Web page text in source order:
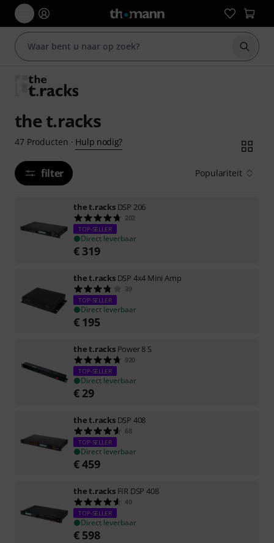
Zoek
the t.racks
47 Producten · Hulp nodig?
filter Populariteit
the t.racks DSP 206
202
TOP-SELLER
Direct leverbaar
€ 319
the t.racks DSP 4x4 Mini Amp
39
TOP-SELLER
Direct leverbaar
€ 195
the t.racks Power 8 S
920
TOP-SELLER
Direct leverbaar
€ 29
the t.racks DSP 408
68
TOP-SELLER
Direct leverbaar
€459
the t.racks FIR DSP 408
40
TOP-SELLER
Direct leverbaar
€ 598